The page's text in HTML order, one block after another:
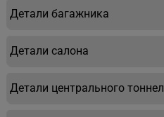
Детали багажника
Детали салона
Детали центрального